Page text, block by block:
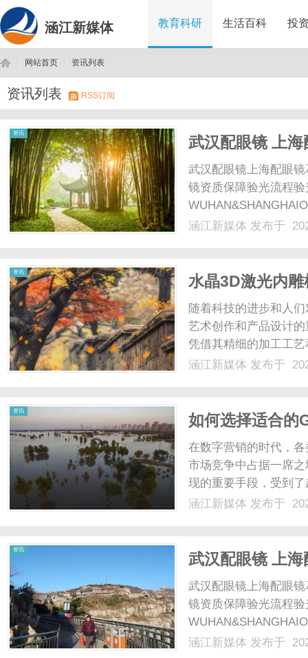
涵江新媒体 教育科研 生活百科 投
涵 ›
网站首页
›
资讯列表
资讯列表 RSS订阅
资讯
武汉配眼镜 上海
武汉配眼镜上海配眼
镜资质保障验光流程
配镜的写字楼眼镜店
涵江新媒体 发布于
资讯
水晶3D激光内
品
随着科技的进步和人
艺术创作和产品设计
凭借其精细的加工工
备。什么是水晶3D激
涵江新媒体 发布于
资讯
如何选择适合的
在数字营销的时代，
市场竞争中占据一席
现的重要手段，受到
GEO优化服务商，如
涵江新媒体 发布于
资讯
武汉配眼镜 上海
武汉配眼镜上海配眼
镜资质保障验光流程
配镜的写字楼眼镜店
涵江新媒体 发布于